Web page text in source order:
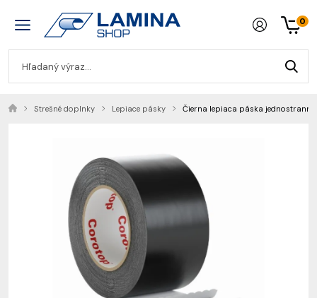
0
Strešné doplnky Lepiace pásky Čierna lepiaca páska